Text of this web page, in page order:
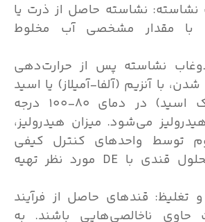
نشاسته: نشاسته حاصل از ذرت یا
با مقدار مشخصی آب مخلوط
نشاسته پس از حرارت‌دهی
با آنزیم‌ (آلفا-آمیلاز) یا اسید
(هیدروکلریک اسید) در دمای ۸۰-۱۰۰ درجه
می‌شود. میزان هیدرولیز،
توسط واحد‌های کنترل کیفی
بررسی و محلول قندی با DE مورد نظر تهیه
و تغلیظ: قند‌های حاصل از فرآیند
ناخالصی‌هایی باشند. به